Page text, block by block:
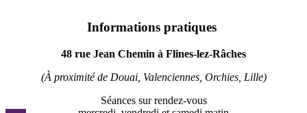
Informations pratiques
48 rue Jean Chemin à Flines-lez-Râches
(À proximité de Douai, Valenciennes, Orchies, Lille)
Séances sur rendez-vous